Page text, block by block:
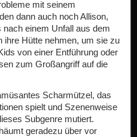
mit seinem
dann auch noch Allison,
einem Unfall aus dem
ihre Hütte nehmen, um sie zu
von einer Entführung oder
zum Großangriff auf die
Scharmützel, das
spielt und Szenenweise
Subgenre mutiert.
geradezu über vor